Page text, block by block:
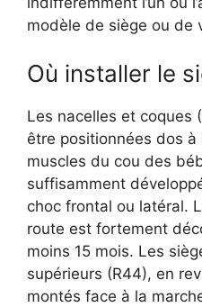
modèle de siège ou de
Où installer le
Les nacelles et coques
être positionnées dos à
muscles du cou des
suffisamment
choc frontal ou latéral.
route est fortement
moins 15 mois. Les
supérieurs (R44), en
montés face à la